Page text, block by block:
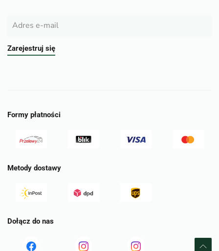
Zarejestruj się
Formy płatności
Metody dostawy
Dołącz do nas